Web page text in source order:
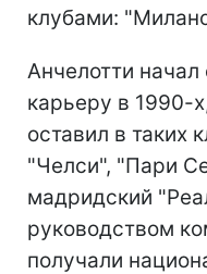
клубами:
Анчелотти
карьеру в 1990-
оставил в таких
"Челси", "Пари
мадридский
руководством
получали